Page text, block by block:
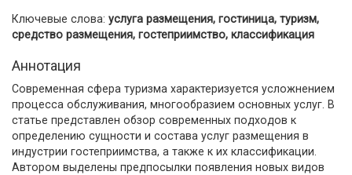
Ключевые слова: услуга размещения, гостиница, туризм,
средство размещения, гостеприимство, классификация
Аннотация
Современная сфера туризма характеризуется усложнением
процесса обслуживания, многообразием основных услуг. В
статье представлен обзор современных подходов к
определению сущности и состава услуг размещения в
индустрии гостеприимства, а также к их классификации.
Автором выделены предпосылки появления новых видов